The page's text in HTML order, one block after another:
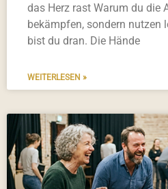
das Herz rast Warum du die
bekämpfen, sondern nutzen
bist du dran. Die Hände
WEITERLESEN »